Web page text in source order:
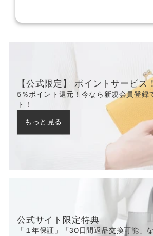
【公式限定】 ポイントサービス！
5％ポイント還元！今なら新規会員登録
ト！
もっと見る
公式サイト限定特典
「１年保証」「30日間返品交換可能」